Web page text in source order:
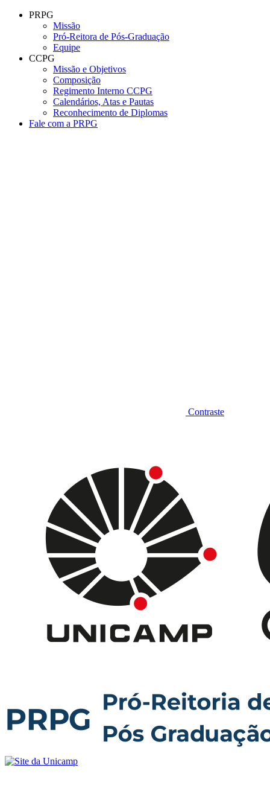
Conteúdo principal
PRPG
Missão
Pró-Reitora de Pós-Graduação
Equipe
CCPG
Missão e Objetivos
Composição
Regimento Interno CCPG
Calendários, Atas e Pautas
Reconhecimento de Diplomas
Fale com a PRPG
Contraste